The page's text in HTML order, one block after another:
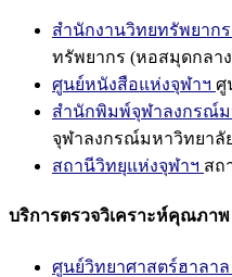
สำนักงานวิทยทรัพยาก
ทรัพยากร (หอสมุดกลา
ศูนย์หนังสือแห่งจุฬาฯ ศู
สำนักพิมพ์จุฬาลงกรณ์ม
จุฬาลงกรณ์มหาวิทยาลั
สถานีวิทยุแห่งจุฬาฯ สถ
บริการตรวจวิเคราะห์คุณภาพ
ศูนย์วิทยาศาสตร์ฮาลาล